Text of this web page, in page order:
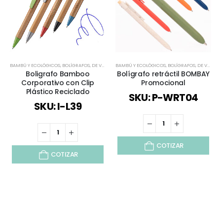
BAMBÚ Y ECOLÓGICOS, BOLÍGRAFOS, DE VUELTA AL COLEGIO
Boligrafo Bamboo
Corporativo con Clip
Plástico Reciclado
SKU: I-L39
COTIZAR
BAMBÚ Y ECOLÓGICOS, BOLÍGRAFOS, DE VUELTA AL COLEGIO
Bolígrafo retráctil BOMBAY
Promocional
SKU: P-WRT04
COTIZAR